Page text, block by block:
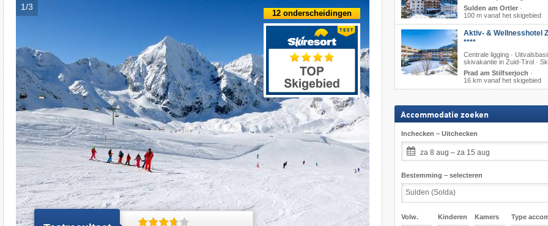
1/3
12 onderscheidingen
Sulden am Ortler·
100 m vanaf het skigebied
Aktiv- & Wellnesshotel
****
Centrale ligging ·
skivakantie in Zuid-Tirol ·
Prad am Stilfserjoch ·
16 km vanaf het skigebied
Accommodatie zoeken
Inchecken – Uitchecken
za 8 aug – za 15 aug
Bestemming – selecteren
Volw. Kinderen Kamers Type